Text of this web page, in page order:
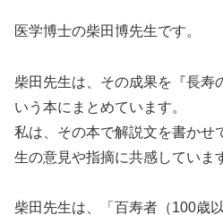
医学博士の柴田博先生です。
柴田先生は、その成果を『長寿
いう本にまとめています。
私は、その本で解説文を書かせ
生の意見や指摘に共感していま
柴田先生は、「百寿者（100歳